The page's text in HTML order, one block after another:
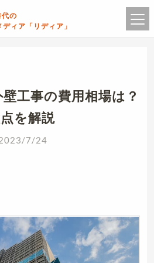
の
ィア「リディア」
工事の費用相場は？
を解説
7/24